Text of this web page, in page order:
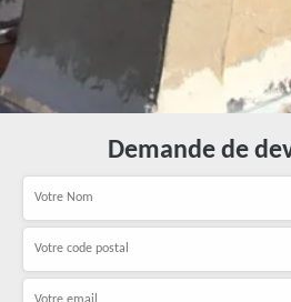
Demande de